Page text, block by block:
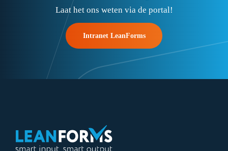
Laat het ons weten via de portal!
Intranet LeanForms